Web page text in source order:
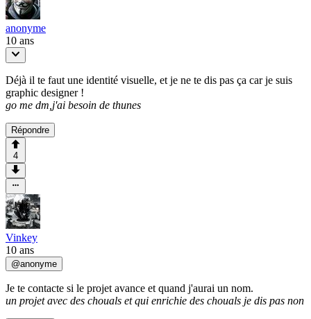
anonyme
10 ans
Déjà il te faut une identité visuelle, et je ne te dis pas ça car je suis
graphic designer !
go me dm,j'ai besoin de thunes
Répondre
4
Vinkey
10 ans
@anonyme
Je te contacte si le projet avance et quand j'aurai un nom.
un projet avec des chouals et qui enrichie des chouals je dis pas non